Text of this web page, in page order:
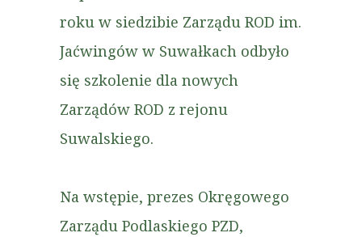
roku w siedzibie Zarządu ROD im.
Jaćwingów w Suwałkach odbyło
się szkolenie dla nowych
Zarządów ROD z rejonu
Suwalskiego.
Na wstępie, prezes Okręgowego
Zarządu Podlaskiego PZD,